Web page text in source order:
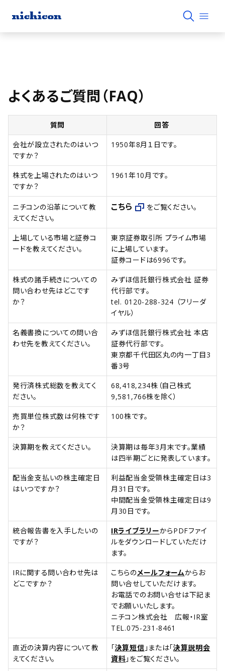
よくあるご質問（FAQ）
質問 回答
会社が設立されたのはいつ
ですか？
1950年8月１日です。
株式を上場されたのはいつ
ですか？
1961年10月です。
ニチコンの沿革について教
えてください。
こちら をご覧ください。
上場している市場と証券コ
ードを教えてください。
東京証券取引所 プライム市場
に上場しています。
証券コードは6996です。
株式の諸手続きについての
問い合わせ先はどこです
か？
みずほ信託銀行株式会社 証券
代行部です。
tel. 0120-288-324 （フリーダ
イヤル）
名義書換についての問い合
わせ先を教えてください。
みずほ信託銀行株式会社 本店
証券代行部です。
東京都千代田区丸の内一丁目3
番3号
発行済株式総数を教えてく
ださい。
68,418,234株（自己株式
9,581,766株を除く）
売買単位株式数は何株です
か？
100株です。
決算期を教えてください。
決算期は毎年3月末です。業績
は四半期ごとに発表しています。
配当金支払いの株主確定日
はいつですか？
利益配当金受領株主確定日は3
月31日です。
中間配当金受領株主確定日は9
月30日です。
統合報告書を入手したいの
ですが？
IRライブラリーからPDFファイ
ルをダウンロードしていただけ
ます。
IRに関する問い合わせ先は
どこですか？
こちらのメールフォームからお
問い合せしていただけます。
お電話でのお問い合せは下記ま
でお願いいたします。
ニチコン株式会社 広報・IR室
TEL.075-231-8461
直近の決算内容について教
えてください。
「決算短信 」または「決算説明会
資料 」をご覧ください。